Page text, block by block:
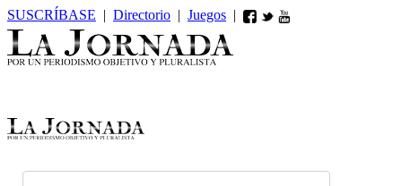
SUSCRÍBASE | Directorio | Juegos |